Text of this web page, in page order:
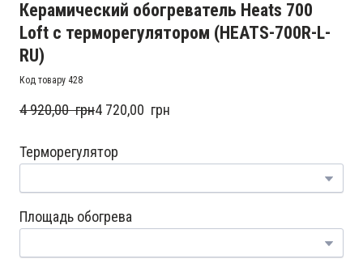
Керамический обогреватель Heats 700
Loft с терморегулятором (HEATS-700R-L-
RU)
Код товару 428
4 920,00  грн4 720,00  грн
Терморегулятор
Площадь обогрева